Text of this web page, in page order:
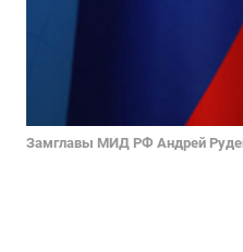
Замглавы МИД РФ Андрей